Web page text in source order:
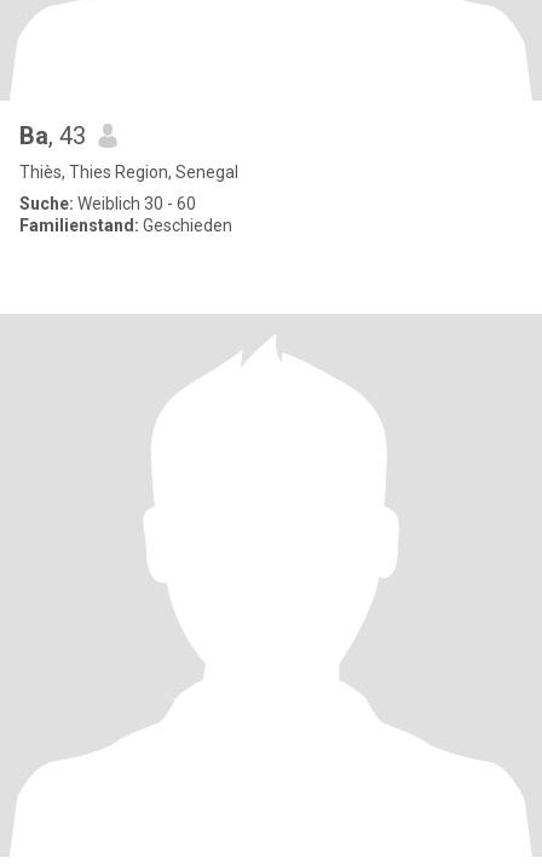
Ba, 43
Thiès, Thies Region, Senegal
Suche: Weiblich 30 - 60
Familienstand: Geschieden